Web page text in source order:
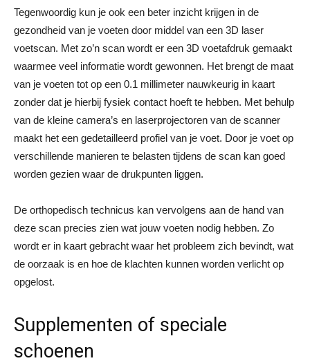
Tegenwoordig kun je ook een beter inzicht krijgen in de
gezondheid van je voeten door middel van een 3D laser
voetscan. Met zo’n scan wordt er een 3D voetafdruk gemaakt
waarmee veel informatie wordt gewonnen. Het brengt de maat
van je voeten tot op een 0.1 millimeter nauwkeurig in kaart
zonder dat je hierbij fysiek contact hoeft te hebben. Met behulp
van de kleine camera’s en laserprojectoren van de scanner
maakt het een gedetailleerd profiel van je voet. Door je voet op
verschillende manieren te belasten tijdens de scan kan goed
worden gezien waar de drukpunten liggen.
De orthopedisch technicus kan vervolgens aan de hand van
deze scan precies zien wat jouw voeten nodig hebben. Zo
wordt er in kaart gebracht waar het probleem zich bevindt, wat
de oorzaak is en hoe de klachten kunnen worden verlicht op
opgelost.
Supplementen of speciale
schoenen